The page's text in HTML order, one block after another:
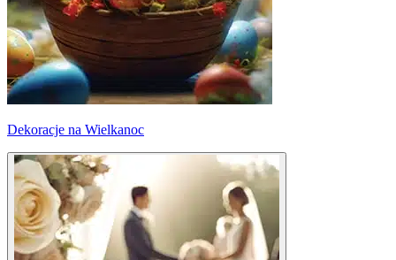
Dekoracje na Wielkanoc